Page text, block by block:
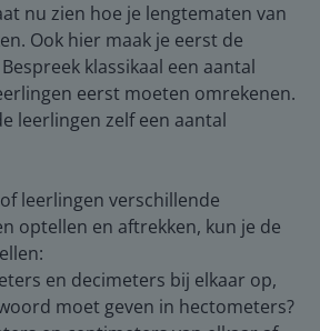
nu zien hoe je lengtematen van
Ook hier maak je eerst de
klassikaal een aantal
eerst moeten omrekenen.
leerlingen zelf een aantal
leerlingen verschillende
optellen en aftrekken, kun je de
en decimeters bij elkaar op,
moet geven in hectometers?